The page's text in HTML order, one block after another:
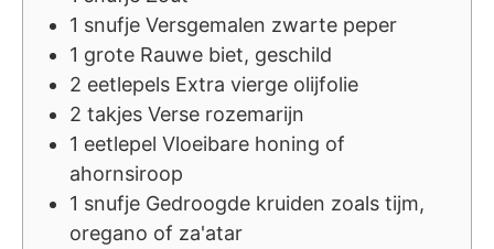
1 snufje Versgemalen zwarte peper
1 grote Rauwe biet, geschild
2 eetlepels Extra vierge olijfolie
2 takjes Verse rozemarijn
1 eetlepel Vloeibare honing of
ahornsiroop
1 snufje Gedroogde kruiden zoals tijm,
oregano of za'atar